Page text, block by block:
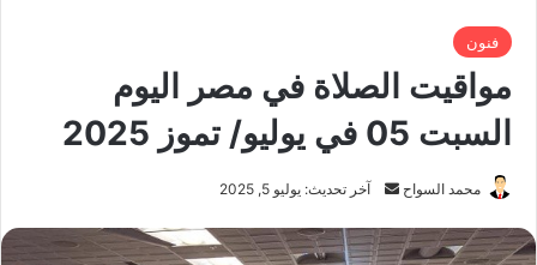
فنون
مواقيت الصلاة في مصر اليوم
السبت 05 في يوليو/ تموز 2025
محمد السواح
أرسل
إلكترونيا
آخر تحديث: يوليو 5, 2025